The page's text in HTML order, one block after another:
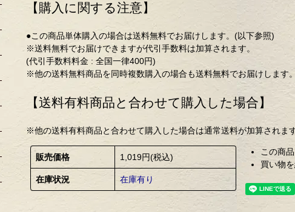
【購入に関する注意】
●この商品単体購入の場合は送料無料でお届けします。(以下参照)
※送料無料でお届けできますが代引手数料は加算されます。
(代引手数料料金 : 全国一律400円)
※他の送料無料商品を同時複数購入の場合も送料無料でお届けします
【送料有料商品と合わせて購入した場合】
※他の送料有料商品と合わせて購入した場合は通常送料が加算されま
販売価格 1,019円(税込)
在庫状況 在庫有り
この商
買い物